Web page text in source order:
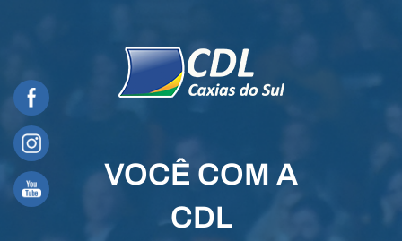
VOCÊ COM A
CDL